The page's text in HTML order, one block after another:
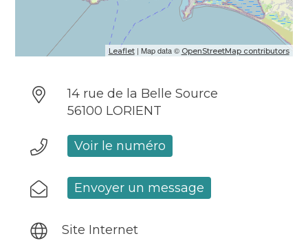
Leaflet| Map data © OpenStreetMap contributors
14 rue de la Belle Source
56100 LORIENT
Voir le numéro
Envoyer un message
Site Internet